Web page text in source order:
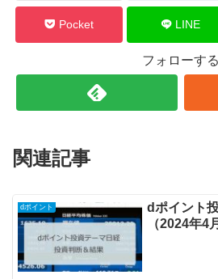
Pocket LINE
フォローする
関連記事
dポイント
dポイント
（2024年4